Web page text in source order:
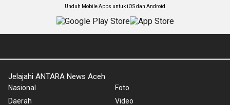
Unduh Mobile Apps untuk iOS dan Android
Jelajahi ANTARA News Aceh
Nasional
Daerah
Foto
Video